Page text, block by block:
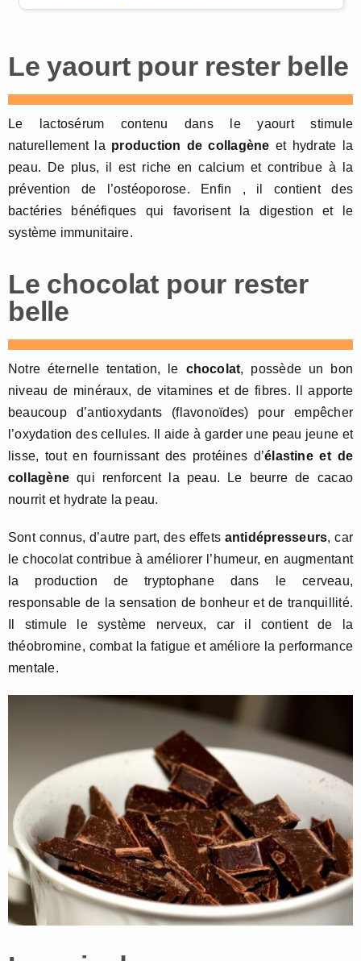
Le yaourt pour rester belle
Le lactosérum contenu dans le yaourt stimule
naturellement la production de collagène et hydrate la
peau. De plus, il est riche en calcium et contribue à la
prévention de l’ostéoporose. Enfin , il contient des
bactéries bénéfiques qui favorisent la digestion et le
système immunitaire.
Le chocolat pour rester
belle
Notre éternelle tentation, le chocolat, possède un bon
niveau de minéraux, de vitamines et de fibres. Il apporte
beaucoup d’antioxydants (flavonoïdes) pour empêcher
l’oxydation des cellules. Il aide à garder une peau jeune et
lisse, tout en fournissant des protéines d’élastine et de
collagène qui renforcent la peau. Le beurre de cacao
nourrit et hydrate la peau.
Sont connus, d’autre part, des effets antidépresseurs, car
le chocolat contribue à améliorer l’humeur, en augmentant
la production de tryptophane dans le cerveau,
responsable de la sensation de bonheur et de tranquillité.
Il stimule le système nerveux, car il contient de la
théobromine, combat la fatigue et améliore la performance
mentale.